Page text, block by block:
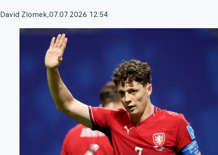
David Zlomek,07.07.2026 12:54